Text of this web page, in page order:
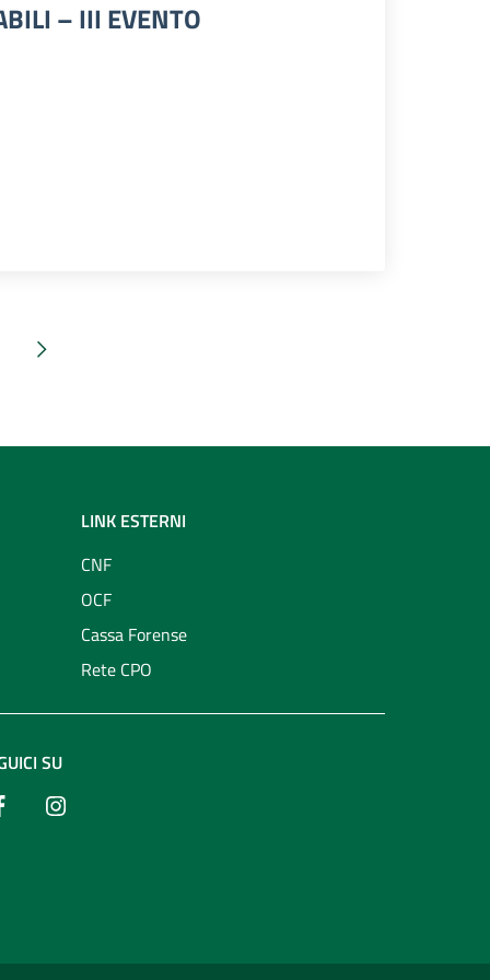
– III EVENTO
Pagina successiva
LINK ESTERNI
CNF
OCF
Cassa Forense
Rete CPO
SU